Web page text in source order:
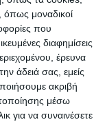
όπως μοναδικοί
που
διαφημίσεις
έρευνα
άδειά σας, εμείς
ακριβή
μέσω
για να συναινέσετε
η κ.
διαρκώς.
θα